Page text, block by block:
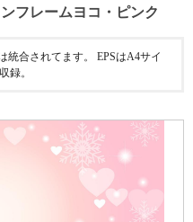
フレームヨコ・ピンク
統合されてます。 EPSはA4サイ
録。